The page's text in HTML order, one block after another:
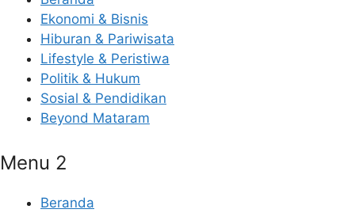
Ekonomi & Bisnis
Hiburan & Pariwisata
Lifestyle & Peristiwa
Politik & Hukum
Sosial & Pendidikan
Beyond Mataram
Menu 2
Beranda